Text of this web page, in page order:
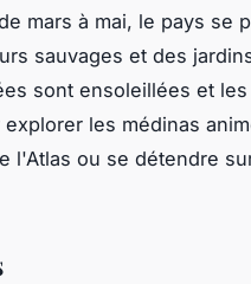
mars à mai, le pays se
sauvages et des
sont ensoleillées et
les médinas
l'Atlas ou se détendre